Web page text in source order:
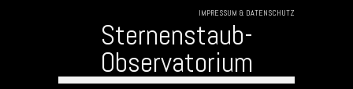
IMPRESSUM & DATENSCHUTZ
Sternenstaub-
Observatorium